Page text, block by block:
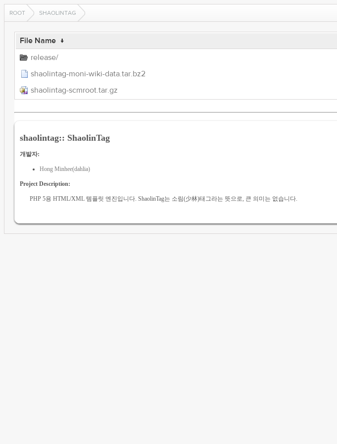
ROOT SHAOLINTAG
File Name ↓
release/
shaolintag-moni-wiki-data.tar.bz2
shaolintag-scmroot.tar.gz
shaolintag:: ShaolinTag
개발자:
Hong Minhee(dahlia)
Project Description:
PHP 5용 HTML/XML 템플릿 엔진입니다. ShaolinTag는 소림(少林)태그라는 뜻으로, 큰 의미는 없습니다.